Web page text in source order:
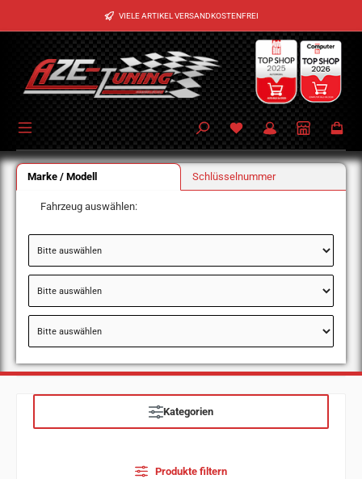
Zum Hauptinhalt springen VIELE ARTIKEL VERSANDKOSTENFREI
Marke / Modell Schlüsselnummer
Fahrzeug auswählen:
Kategorien
Produkte filtern